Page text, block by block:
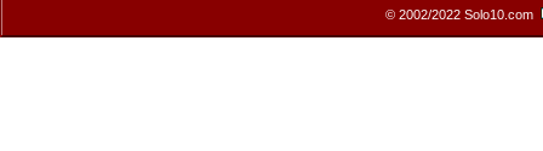
© 2002/2022 Solo10.com